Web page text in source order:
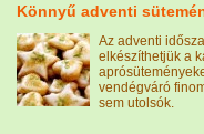
Könnyű adventi
Az adventi
elkészíthetjük a
vendégváró
sem utolsók.